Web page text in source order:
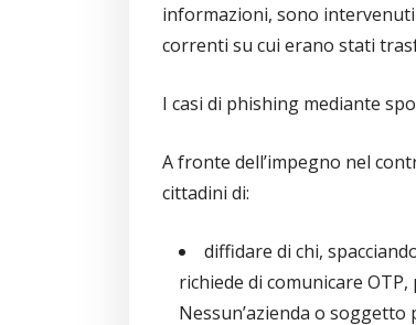
informazioni, sono
correnti su cui erano stati
I casi di phishing mediante
A fronte dell’impegno nel
cittadini di:
diffidare di chi,
richiede di comunicare
Nessun’azienda o